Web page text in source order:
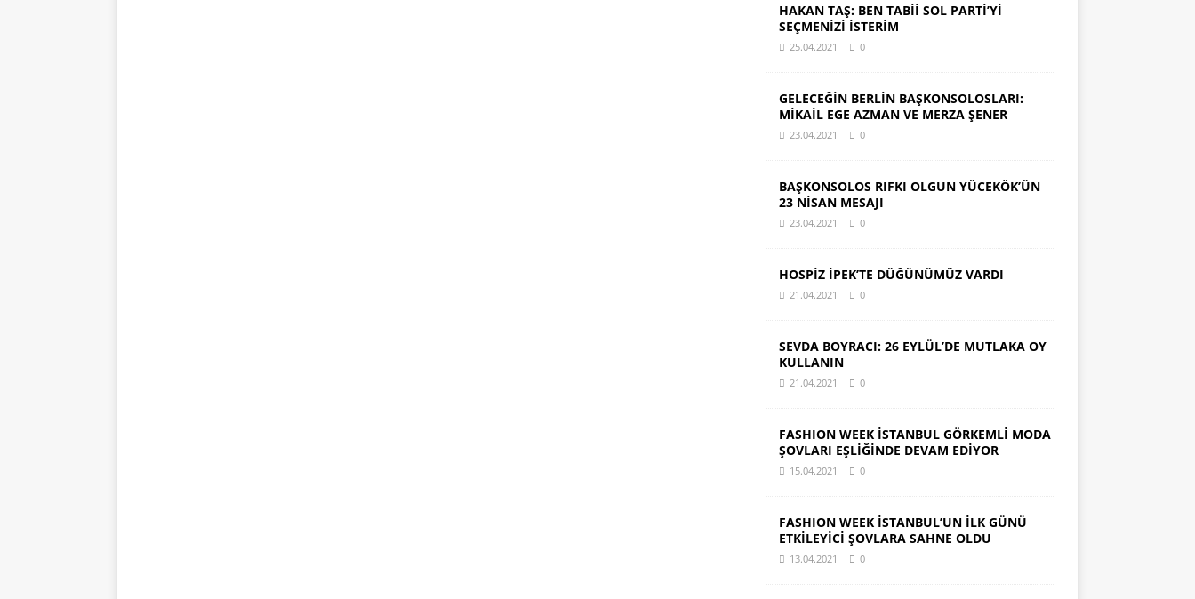
HAKAN TAŞ: BEN TABİİ SOL PARTİ’Yİ
SEÇMENİZİ İSTERİM
25.04.2021 0
GELECEĞİN BERLİN BAŞKONSOLOSLARI:
MİKAİL EGE AZMAN VE MERZA ŞENER
23.04.2021 0
BAŞKONSOLOS RIFKI OLGUN YÜCEKÖK’ÜN
23 NİSAN MESAJI
23.04.2021 0
HOSPİZ İPEK’TE DÜĞÜNÜMÜZ VARDI
21.04.2021 0
SEVDA BOYRACI: 26 EYLÜL’DE MUTLAKA OY
KULLANIN
21.04.2021 0
FASHION WEEK İSTANBUL GÖRKEMLİ MODA
ŞOVLARI EŞLİĞİNDE DEVAM EDİYOR
15.04.2021 0
FASHION WEEK İSTANBUL’UN İLK GÜNÜ
ETKİLEYİCİ ŞOVLARA SAHNE OLDU
13.04.2021 0